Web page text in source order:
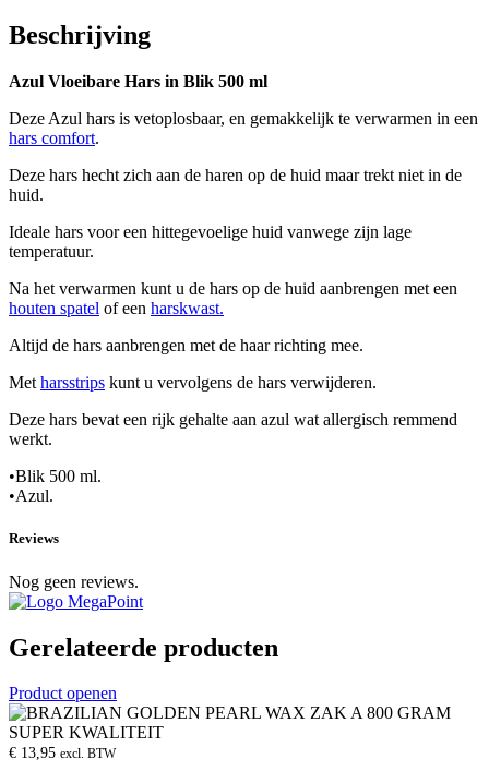
Beschrijving
Azul Vloeibare Hars in Blik 500 ml
Deze Azul hars is vetoplosbaar, en gemakkelijk te verwarmen in een
hars comfort.
Deze hars hecht zich aan de haren op de huid maar trekt niet in de
huid.
Ideale hars voor een hittegevoelige huid vanwege zijn lage
temperatuur.
Na het verwarmen kunt u de hars op de huid aanbrengen met een
houten spatel of een harskwast.
Altijd de hars aanbrengen met de haar richting mee.
Met harsstrips kunt u vervolgens de hars verwijderen.
Deze hars bevat een rijk gehalte aan azul wat allergisch remmend
werkt.
•Blik 500 ml.
•Azul.
Reviews
Nog geen reviews.
Gerelateerde producten
Product openen
€ 13,95 excl. BTW